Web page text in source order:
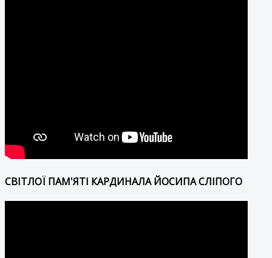
СВІТЛОЇ ПАМ'ЯТІ КАРДИНАЛА ЙОСИПА СЛІПОГО